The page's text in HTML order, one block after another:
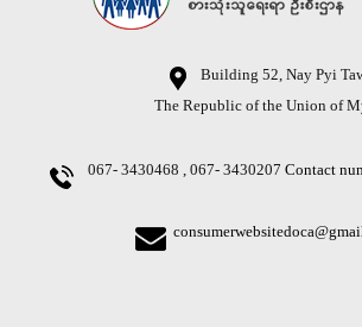
Building 52, Nay Pyi
The Republic of the Union of
067- 3430468 , 067- 3430207 Contact